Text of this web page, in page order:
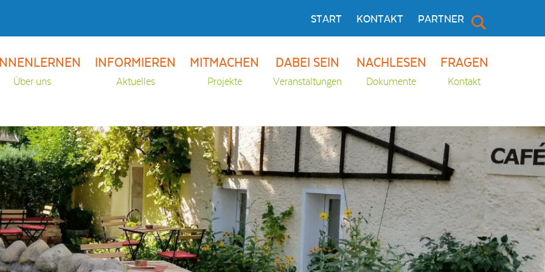
START KONTAKT PARTNER
Über uns
INFORMIEREN
Aktuelles
MITMACHEN
Projekte
DABEI SEIN
Veranstaltungen
NACHLESEN
Dokumente
FRAGEN
Kontakt